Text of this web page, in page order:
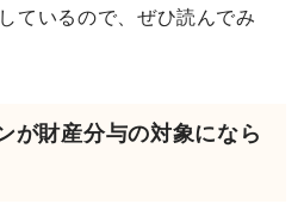
ているので、ぜひ読んでみ
が財産分与の対象になら